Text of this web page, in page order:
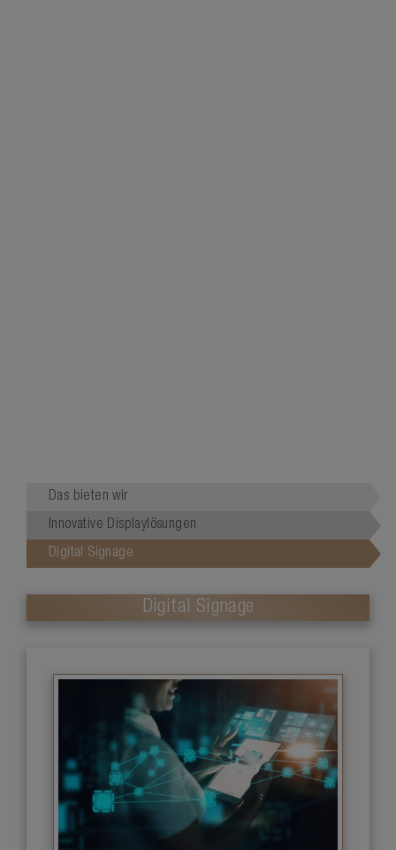
Das bieten wir
Innovative Displaylösungen
Digital Signage
Digital Signage